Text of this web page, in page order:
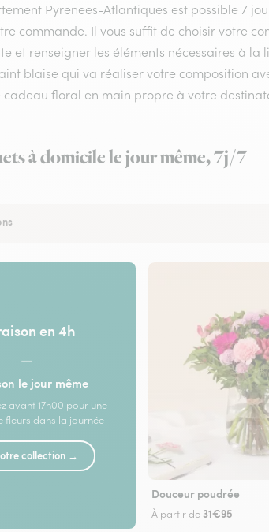
Pyrenees-Atlantiques est possible 7
commande. Il vous suffit de choisir votre
et renseigner les éléments nécessaires à la
blaise qui va réaliser votre composition
floral en main propre à votre
à domicile le jour même, 7j/7
en 4h
—
le jour même
avant 17h00 pour une
fleurs dans la journée
collection →
Douceur poudrée
À partir de 31€95